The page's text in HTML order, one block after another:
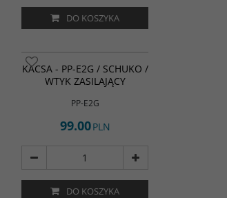
DO KOSZYKA
KACSA - PP-E2G / SCHUKO /
WTYK ZASILAJĄCY
PP-E2G
99.00PLN
DO KOSZYKA